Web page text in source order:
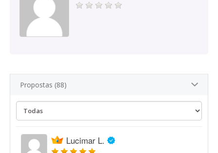
Propostas (88)
Lucimar L.